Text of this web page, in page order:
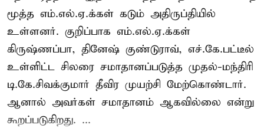
மூத்த எம்.எல்.ஏ.க்கள் கடும் அதிருப்தியில்
உள்ளனர். குறிப்பாக எம்.எல்.ஏ.க்கள்
கிருஷ்ணப்பா, தினேஷ் குண்டுராவ், எச்.கே.பட்டீல்
உள்ளிட்ட சிலரை சமாதானப்படுத்த முதல்-மந்திரி
டி.கே.சிவக்குமார் தீவிர முயற்சி மேற்கொண்டார்.
ஆனால் அவர்கள் சமாதானம் ஆகவில்லை என்று
கூறப்படுகிறது. ...